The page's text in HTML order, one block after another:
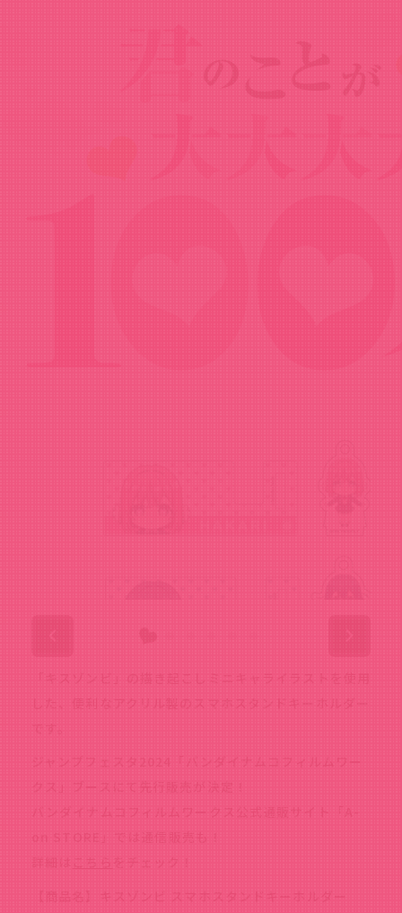
Goods
「キスゾンビ」の描き起こしミニキャライラストを使用
した、便利なアクリル製のスマホスタンドキーホルダー
です。
ジャンプフェスタ2024「バンダイナムコフィルムワー
クス」ブースにて先行販売が決定！
バンダイナムコフィルムワークス公式通販サイト「A-
on STORE」では通信販売も！
詳細は
こちら をチェック！
【商品名】キスゾンビ スマホスタンドキーホルダー